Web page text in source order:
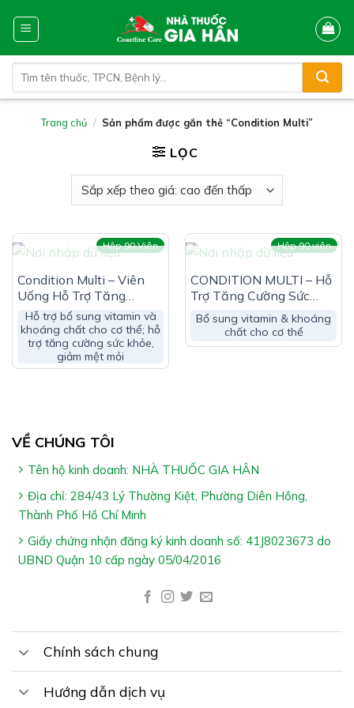
kiếm:
Trang chủ / Sản phẩm được gắn thẻ “Condition Multi”
LỌC
Hộp 90 Viên
Condition Multi – Viên
Uống Hỗ Trợ Tăng
Cường Sức Khỏe (Hộp 90
Viên)
Hỗ trợ bổ sung vitamin và
khoáng chất cho cơ thể; hỗ
trợ tăng cường sức khỏe,
giảm mệt mỏi
Hộp 90 viên
CONDITION MULTI – Hỗ
Trợ Tăng Cường Sức
Khỏe
Bổ sung vitamin & khoáng
chất cho cơ thể
VỀ CHÚNG TÔI
Tên hộ kinh doanh: NHÀ THUỐC GIA HÂN
Địa chỉ: 284/43 Lý Thường Kiệt, Phường Diên Hồng,
Thành Phố Hồ Chí Minh
Giấy chứng nhận đăng ký kinh doanh số: 41J8023673 do
UBND Quận 10 cấp ngày 05/04/2016
Chính sách chung
Hướng dẫn dịch vụ